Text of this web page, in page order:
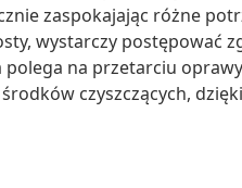
zaspokajając różne
wystarczy postępować
na przetarciu
czyszczących,